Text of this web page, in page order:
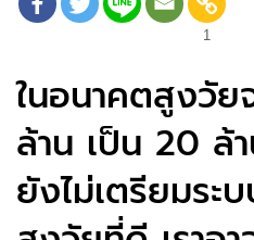
1
ในอนาคตสูงวัย
ล้าน เป็น 20 ล้
ยังไม่เตรียมระ